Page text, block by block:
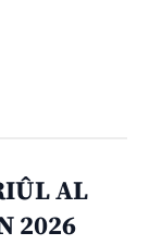
AL
2026